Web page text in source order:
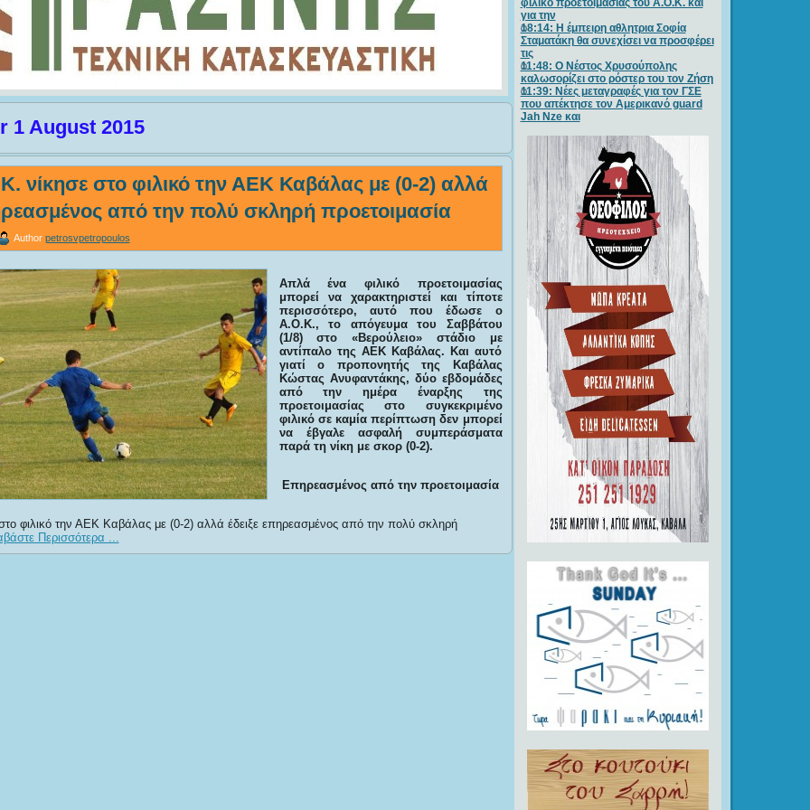
1 August 2015
νίκησε στο φιλικό την ΑΕΚ Καβάλας με (0-2) αλλά
από την πολύ σκληρή προετοιμασία
Author petrosvpetropoulos
Απλά ένα φιλικό προετοιμασίας
μπορεί να χαρακτηριστεί και τίποτε
περισσότερο, αυτό που έδωσε ο
Α.Ο.Κ., το απόγευμα του Σαββάτου
(1/8) στο «Βερούλειο» στάδιο με
αντίπαλο της ΑΕΚ Καβάλας. Και αυτό
γιατί ο προπονητής της Καβάλας
Κώστας Ανυφαντάκης, δύο εβδομάδες
από την ημέρα έναρξης της
προετοιμασίας στο συγκεκριμένο
φιλικό σε καμία περίπτωση δεν μπορεί
να έβγαλε ασφαλή συμπεράσματα
παρά τη νίκη με σκορ (0-2).
Επηρεασμένος από την προετοιμασία
φιλικό την ΑΕΚ Καβάλας με (0-2) αλλά έδειξε επηρεασμένος από την πολύ σκληρή
Περισσότερα ...
φιλικό προετοιμασίας του Α.Ο.Κ. και
για την
18:14: Η έμπειρη αθλητρια Σοφία
Σταματάκη θα συνεχίσει να προσφέρει
τις
11:48: Ο Νέστος Χρυσούπολης
καλωσορίζει στο ρόστερ του τον Ζήση
11:39: Νέες μεταγραφές για τον ΓΣE
που απέκτησε τον Αμερικανό guard
Jah Nze και